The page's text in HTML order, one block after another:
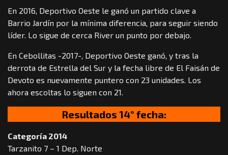
En 2016, Deportivo Oeste le ganó un partido clave a
Barrio Jardín por la mínima diferencia, para seguir siendo
líder. Lo sigue de cerca River un punto por debajo.
En Cebollitas -2017-, Deportivo Oeste ganó, y tras la
derrota de Estrella del Sur y la fecha libre de El Faisán de
Devoto es nuevamente puntero con 23 unidades. Los
ahora escoltas lo siguen con 21.
Resultados 14° fecha:
Categoría 2014
Tarzanito 7 – 1 Dep. Norte